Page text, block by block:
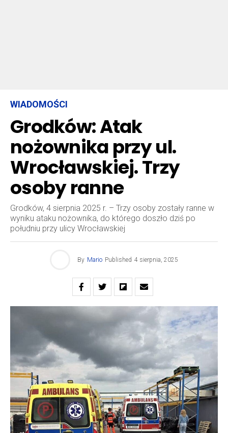
WIADOMOŚCI
Grodków: Atak
nożownika przy ul.
Wrocławskiej. Trzy
osoby ranne
Grodków, 4 sierpnia 2025 r. – Trzy osoby zostały ranne w
wyniku ataku nożownika, do którego doszło dziś po
południu przy ulicy Wrocławskiej
By Mario Published 4 sierpnia, 2025